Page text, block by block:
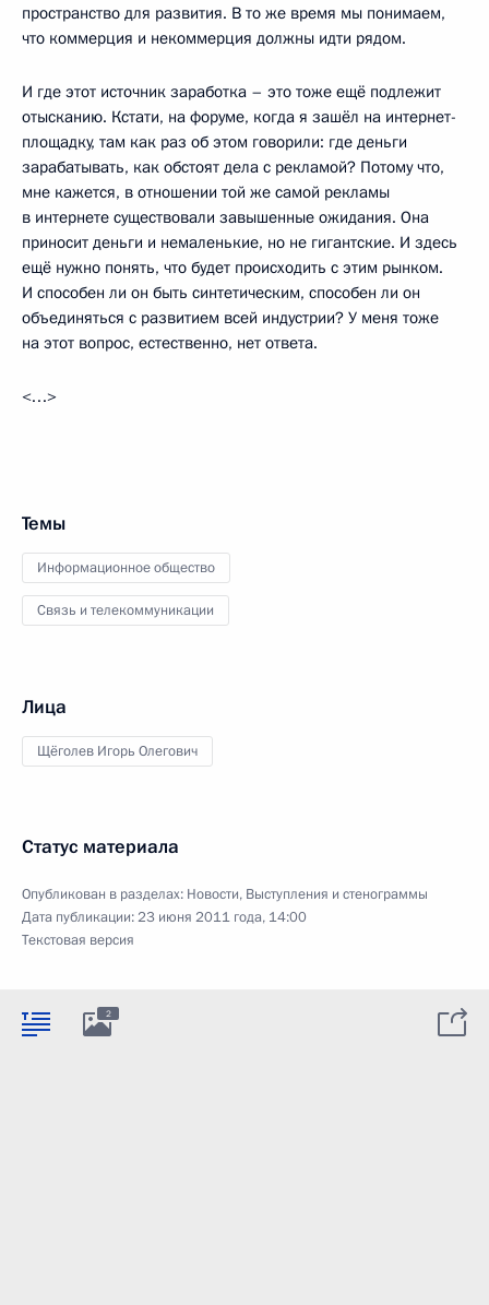
пространство для развития. В то же время мы понимаем,
что коммерция и некоммерция должны идти рядом.
И где этот источник заработка – это тоже ещё подлежит
отысканию. Кстати, на форуме, когда я зашёл на интернет-
площадку, там как раз об этом говорили: где деньги
зарабатывать, как обстоят дела с рекламой? Потому что,
мне кажется, в отношении той же самой рекламы
в интернете существовали завышенные ожидания. Она
приносит деньги и немаленькие, но не гигантские. И здесь
ещё нужно понять, что будет происходить с этим рынком.
И способен ли он быть синтетическим, способен ли он
объединяться с развитием всей индустрии? У меня тоже
на этот вопрос, естественно, нет ответа.
<…>
Темы
Информационное общество
Связь и телекоммуникации
Лица
Щёголев Игорь Олегович
Статус материала
Опубликован в разделах: Новости, Выступления и стенограммы
Дата публикации:23 июня 2011 года, 14:00
Текстовая версия
2